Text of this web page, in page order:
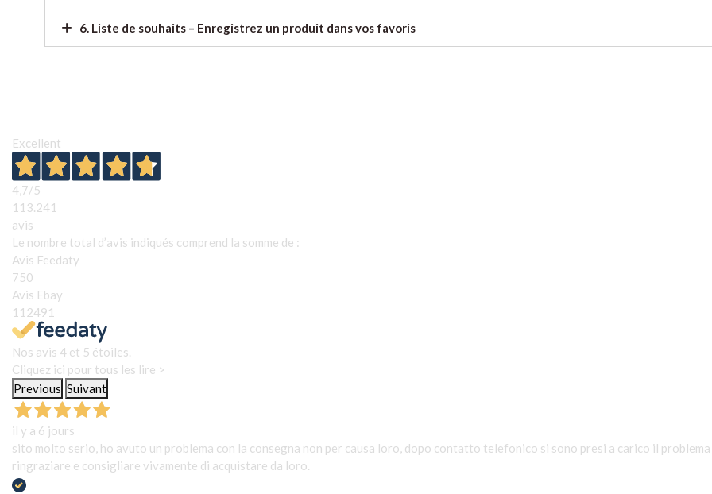
6. Liste de souhaits – Enregistrez un produit dans vos favoris
Excellent
4,7/5
113.241
avis
Le nombre total d’avis indiqués comprend la somme de :
Avis Feedaty
750
Avis Ebay
112491
Nos avis 4 et 5 étoiles.
Cliquez ici pour tous les lire >
Previous Suivant
il y a 6 jours
sito molto serio, ho avuto un problema con la consegna non per causa loro, dopo contatto telefonico si sono presi a carico il
ringraziare e consigliare vivamente di acquistare da loro.